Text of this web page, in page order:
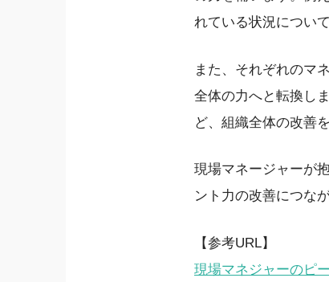
れている状況につい
また、それぞれのマ
全体の力へと転換し
ど、組織全体の改善
現場マネージャーが
ント力の改善につな
【参考URL】
現場マネジャーのピ